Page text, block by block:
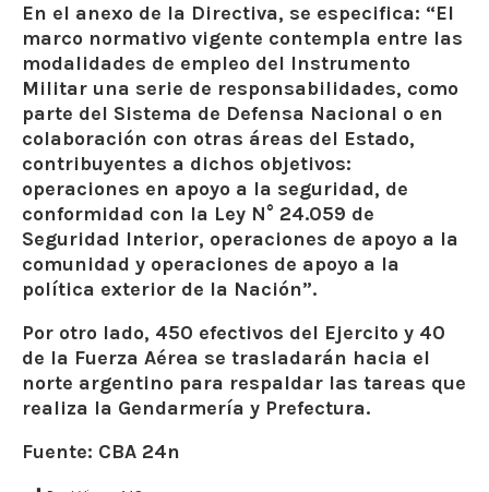
En el anexo de la Directiva, se especifica: “El
marco normativo vigente contempla entre las
modalidades de empleo del Instrumento
Militar una serie de responsabilidades, como
parte del Sistema de Defensa Nacional o en
colaboración con otras áreas del Estado,
contribuyentes a dichos objetivos:
operaciones en apoyo a la seguridad, de
conformidad con la Ley N° 24.059 de
Seguridad Interior, operaciones de apoyo a la
comunidad y operaciones de apoyo a la
política exterior de la Nación”.
Por otro lado, 450 efectivos del Ejercito y 40
de la Fuerza Aérea se trasladarán hacia el
norte argentino para respaldar las tareas que
realiza la Gendarmería y Prefectura.
Fuente: CBA 24n